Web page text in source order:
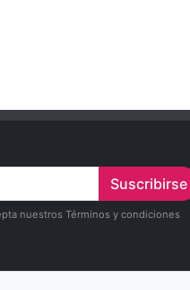
Suscribirse
nuestros Términos y condiciones